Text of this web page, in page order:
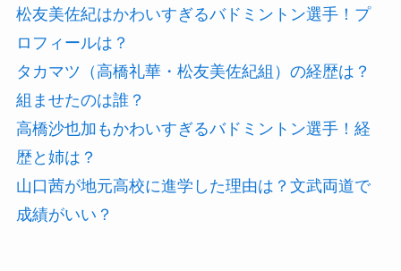
松友美佐紀はかわいすぎるバドミントン選手！プ
ロフィールは？
タカマツ（高橋礼華・松友美佐紀組）の経歴は？
組ませたのは誰？
高橋沙也加もかわいすぎるバドミントン選手！経
歴と姉は？
山口茜が地元高校に進学した理由は？文武両道で
成績がいい？